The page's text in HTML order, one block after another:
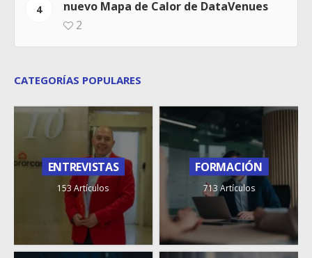
4
nuevo Mapa de Calor de DataVenues
2
CATEGORÍAS POPULARES
ENTREVISTAS
153 Artículos
FORMACIÓN
713 Artículos